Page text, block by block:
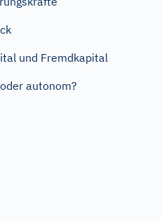
und Fremdkapital
autonom?